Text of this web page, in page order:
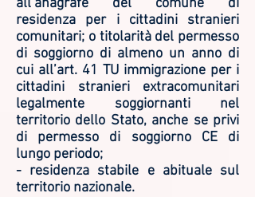
all’anagrafe del comune di
residenza per i cittadini stranieri
comunitari; o titolarità del permesso
di soggiorno di almeno un anno di
cui all’art. 41 TU immigrazione per i
cittadini stranieri extracomunitari
legalmente soggiornanti nel
territorio dello Stato, anche se privi
di permesso di soggiorno CE di
lungo periodo;
- residenza stabile e abituale sul
territorio nazionale.